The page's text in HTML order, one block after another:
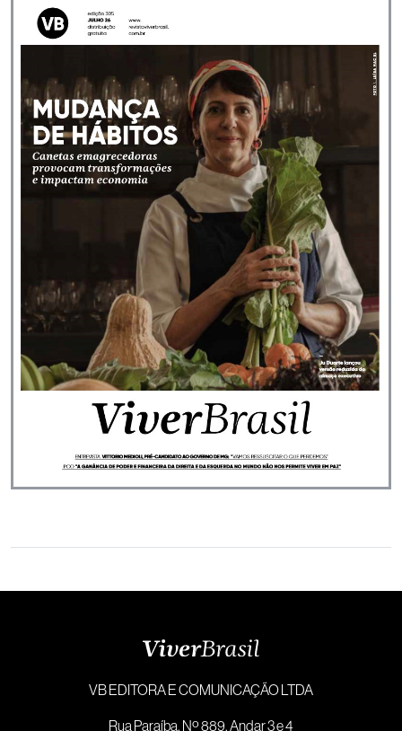
VB EDITORA E COMUNICAÇÃO LTDA
Rua Paraíba, Nº 889, Andar 3 e 4